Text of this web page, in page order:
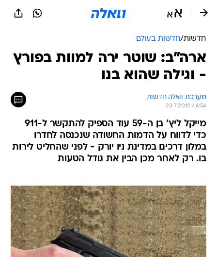
חדשות/חדשות בעולם
ארה"ב: שוטר ירה למוות בפורץ
- וגילה שהוא בנו
מערכת וואלה חדשות
23.7.2012 / 6:54
מייקל ליץ' בן ה-59 עוד הספיק להתקשר ל-911
כדי לדווח על הדמות החשודה שנכנסה לחדרו
במלון דרכים במדינת ניו יורק - לפני שהחליט לירות
בו. רק לאחר מכן הבין את גודל הטעות